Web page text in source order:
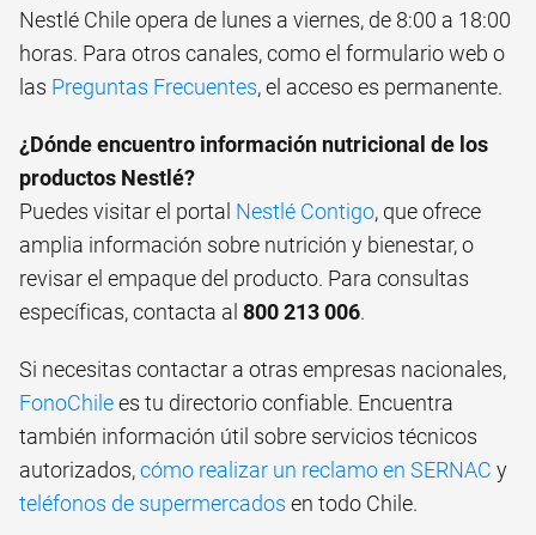
Nestlé Chile opera de lunes a viernes, de 8:00 a 18:00
horas. Para otros canales, como el formulario web o
las Preguntas Frecuentes, el acceso es permanente.
¿Dónde encuentro información nutricional de los
productos Nestlé?
Puedes visitar el portal Nestlé Contigo, que ofrece
amplia información sobre nutrición y bienestar, o
revisar el empaque del producto. Para consultas
específicas, contacta al 800 213 006.
Si necesitas contactar a otras empresas nacionales,
FonoChilees tu directorio confiable. Encuentra
también información útil sobre servicios técnicos
autorizados,cómo realizar un reclamo en SERNAC y
teléfonos de supermercados en todo Chile.